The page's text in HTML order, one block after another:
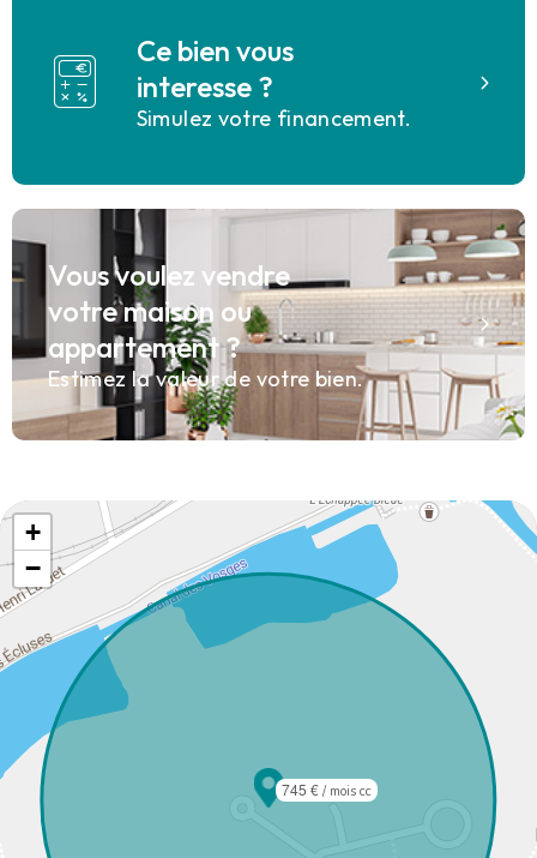
Ce bien vous
interesse ?
Simulez votre financement.
Vous voulez vendre
votre maison ou
appartement ?
Estimez la valeur de votre bien.
745 € / mois cc
+
−